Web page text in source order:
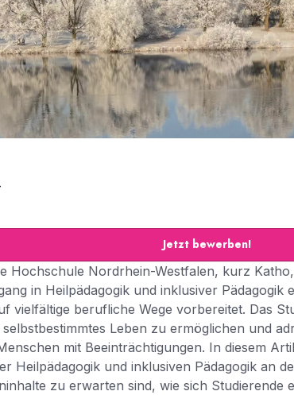
Jetzt bewerben!
Hochschule Nordrhein-Westfalen, kurz
in Heilpädagogik und inklusiver Pädagogik
vielfältige berufliche Wege vorbereitet. Das
Leben zu ermöglichen und
mit Beeinträchtigungen. In diesem
Heilpädagogik und inklusiven Pädagogik an
zu erwarten sind, wie sich Studierende